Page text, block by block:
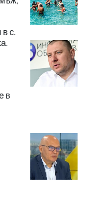
с.
в